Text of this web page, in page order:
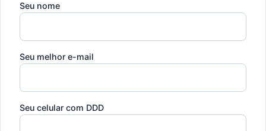
Seu nome
Seu melhor e-mail
Seu celular com DDD